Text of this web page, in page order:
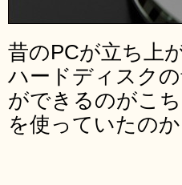
昔のPCが立ち上
ハードディスク
ができるのがこ
を使っていたの